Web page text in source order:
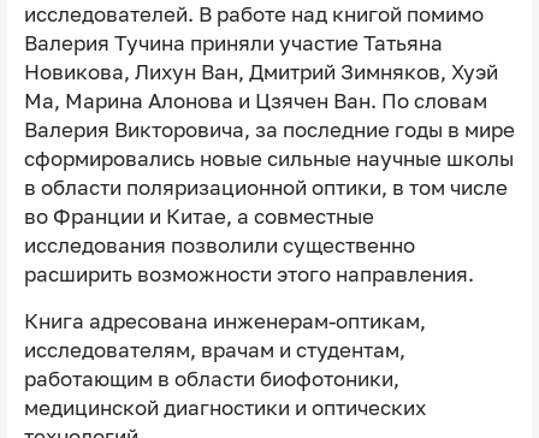
исследователей. В работе над книгой помимо
Валерия Тучина приняли участие Татьяна
Новикова, Лихун Ван, Дмитрий Зимняков, Хуэй
Ма, Марина Алонова и Цзячен Ван. По словам
Валерия Викторовича, за последние годы в мире
сформировались новые сильные научные школы
в области поляризационной оптики, в том числе
во Франции и Китае, а совместные
исследования позволили существенно
расширить возможности этого направления.
Книга адресована инженерам-оптикам,
исследователям, врачам и студентам,
работающим в области биофотоники,
медицинской диагностики и оптических